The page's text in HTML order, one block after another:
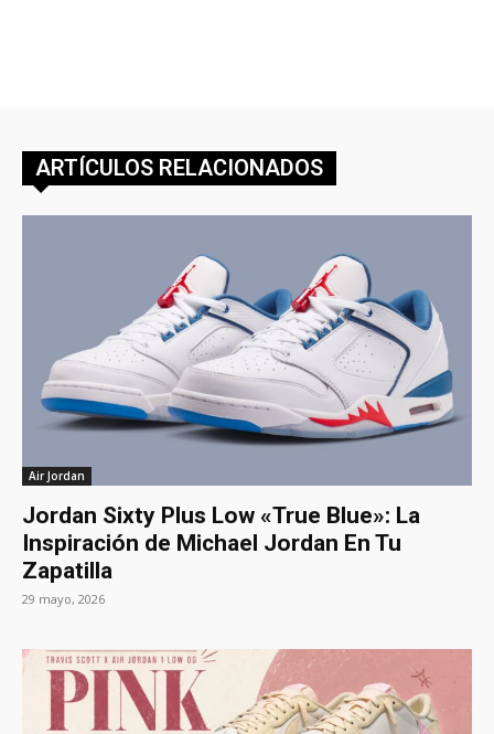
ARTÍCULOS RELACIONADOS
Air Jordan
Jordan Sixty Plus Low «True Blue»: La
Inspiración de Michael Jordan En Tu
Zapatilla
29 mayo, 2026